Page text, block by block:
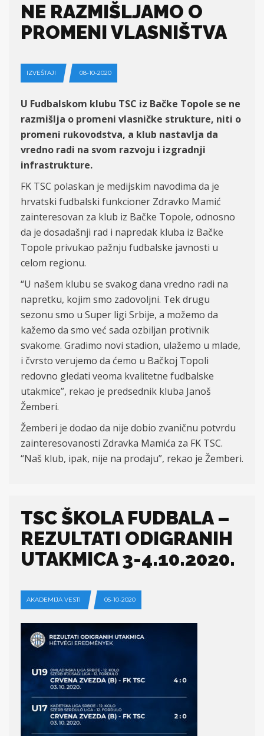
NE RAZMIŠLJAMO O
PROMENI VLASNIŠTVA
IZVEŠTAJI 08-10-2020
U Fudbalskom klubu TSC iz Bačke Topole se ne
razmišlja o promeni vlasničke strukture, niti o
promeni rukovodstva, a klub nastavlja da
vredno radi na svom razvoju i izgradnji
infrastrukture.
FK TSC polaskan je medijskim navodima da je
hrvatski fudbalski funkcioner Zdravko Mamić
zainteresovan za klub iz Bačke Topole, odnosno
da je dosadašnji rad i napredak kluba iz Bačke
Topole privukao pažnju fudbalske javnosti u
celom regionu.
“U našem klubu se svakog dana vredno radi na
napretku, kojim smo zadovoljni. Tek drugu
sezonu smo u Super ligi Srbije, a možemo da
kažemo da smo već sada ozbiljan protivnik
svakome. Gradimo novi stadion, ulažemo u mlade,
i čvrsto verujemo da ćemo u Bačkoj Topoli
redovno gledati veoma kvalitetne fudbalske
utakmice”, rekao je predsednik kluba Janoš
Žemberi.
Žemberi je dodao da nije dobio zvaničnu potvrdu
zainteresovanosti Zdravka Mamića za FK TSC.
“Naš klub, ipak, nije na prodaju”, rekao je Žemberi.
TSC ŠKOLA FUDBALA –
REZULTATI ODIGRANIH
UTAKMICA 3-4.10.2020.
AKADEMIJA VESTI 05-10-2020